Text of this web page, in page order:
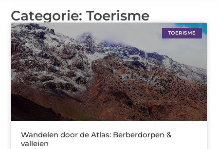
Categorie: Toerisme
TOERISME
Wandelen door de Atlas: Berberdorpen &
valleien